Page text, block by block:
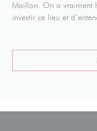
Maillon. On a vraiment
investir ce lieu et